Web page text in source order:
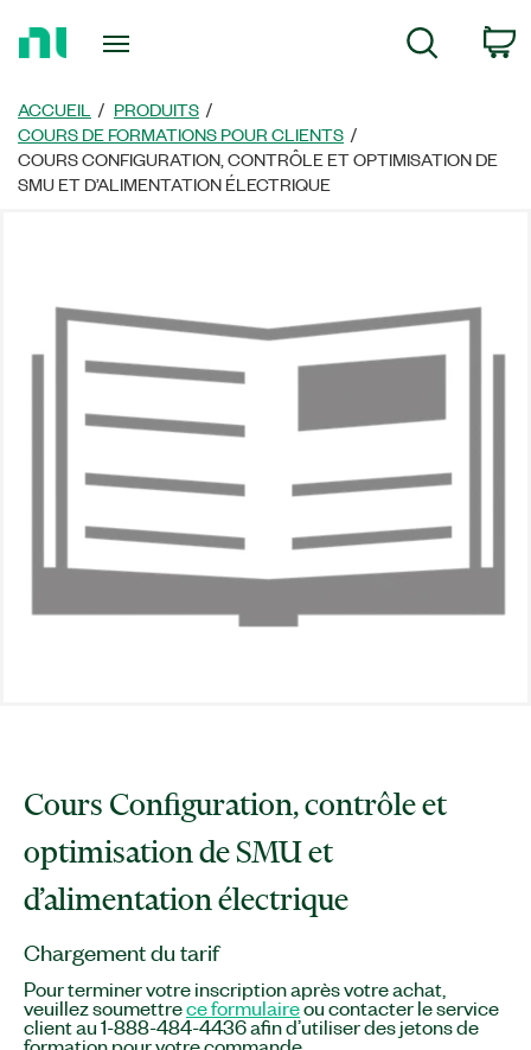
page
d’accueil
ACCUEIL
PRODUITS
COURS DE FORMATIONS POUR CLIENTS
COURS CONFIGURATION, CONTRÔLE ET OPTIMISATION DE
SMU ET D’ALIMENTATION ÉLECTRIQUE
Cours Configuration, contrôle et
optimisation de SMU et
d’alimentation électrique
Chargement du tarif
Pour terminer votre inscription après votre achat,
veuillez soumettrece formulaireou contacter le service
client au 1-888-484-4436 afin d’utiliser des jetons de